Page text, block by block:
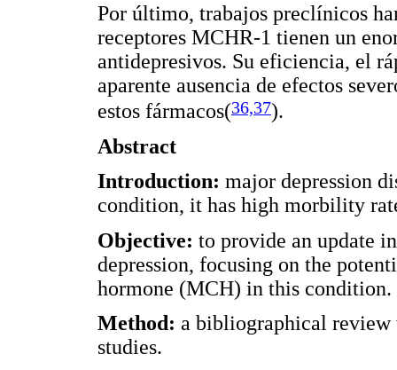
Por último, trabajos preclínicos
receptores MCHR-1 tienen un
antidepresivos. Su eficiencia, el
aparente ausencia de efectos
estos fármacos(36,37).
Abstract
Introduction: major depression
condition, it has high morbility
Objective: to provide an update
depression, focusing on the
hormone (MCH) in this condition.
Method: a bibliographical review
studies.